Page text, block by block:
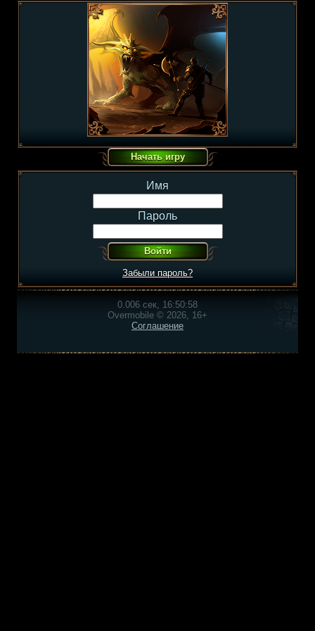
Имя
Пароль
Забыли пароль?
0.006 сек, 16:50:58
Overmobile © 2026, 16+
Соглашение